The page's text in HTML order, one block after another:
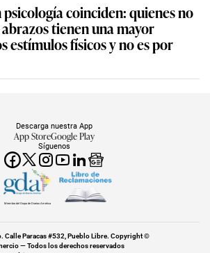
coinciden: quienes no
tienen una mayor
estímulos físicos y no es por
Síguenos
Descarga nuestra App
App StoreGoogle Play
Miembro del Grupo de Diarios América
Calle Paracas #532, Pueblo Libre. Copyright ©
— Todos los derechos reservados